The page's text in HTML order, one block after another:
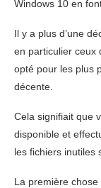
Windows 10 en
Il y a plus d’une
en particulier ceux
opté pour les plus
décente.
Cela signifiait que
disponible et
les fichiers inutiles
La première